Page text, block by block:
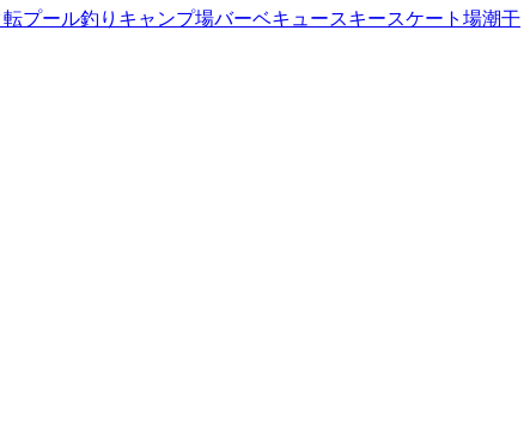
転プール釣り キャンプ場バーベキュースキースケート場潮干